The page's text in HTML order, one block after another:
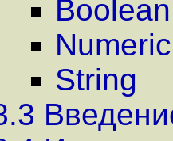
Boolean
Numeric
String